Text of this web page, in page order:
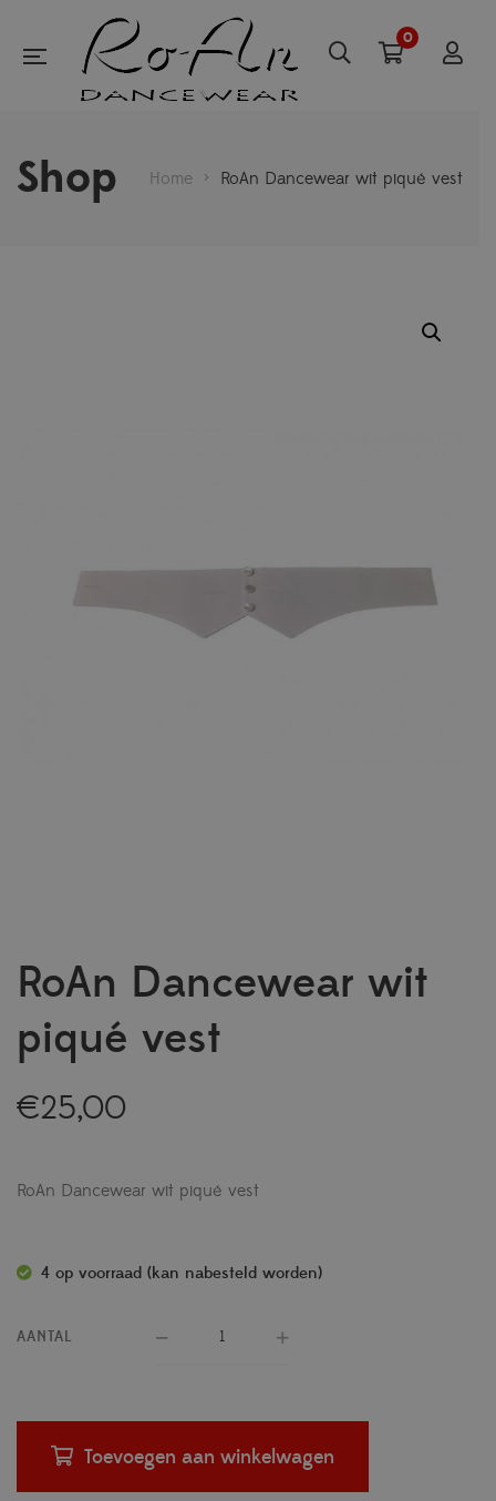
0
Shop Home > RoAn Dancewear wit piqué vest
RoAn Dancewear wit
piqué vest
€25,00
RoAn Dancewear wit piqué vest
4 op voorraad (kan nabesteld worden)
AANTAL
Toevoegen aan winkelwagen